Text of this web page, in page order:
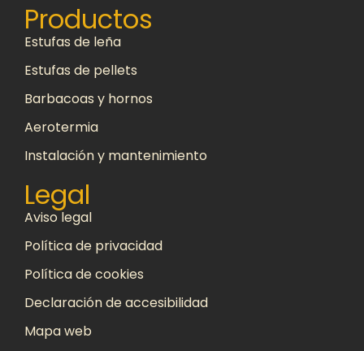
Productos
Estufas de leña
Estufas de pellets
Barbacoas y hornos
Aerotermia
Instalación y mantenimiento
Legal
Aviso legal
Política de privacidad
Política de cookies
Declaración de accesibilidad
Mapa web